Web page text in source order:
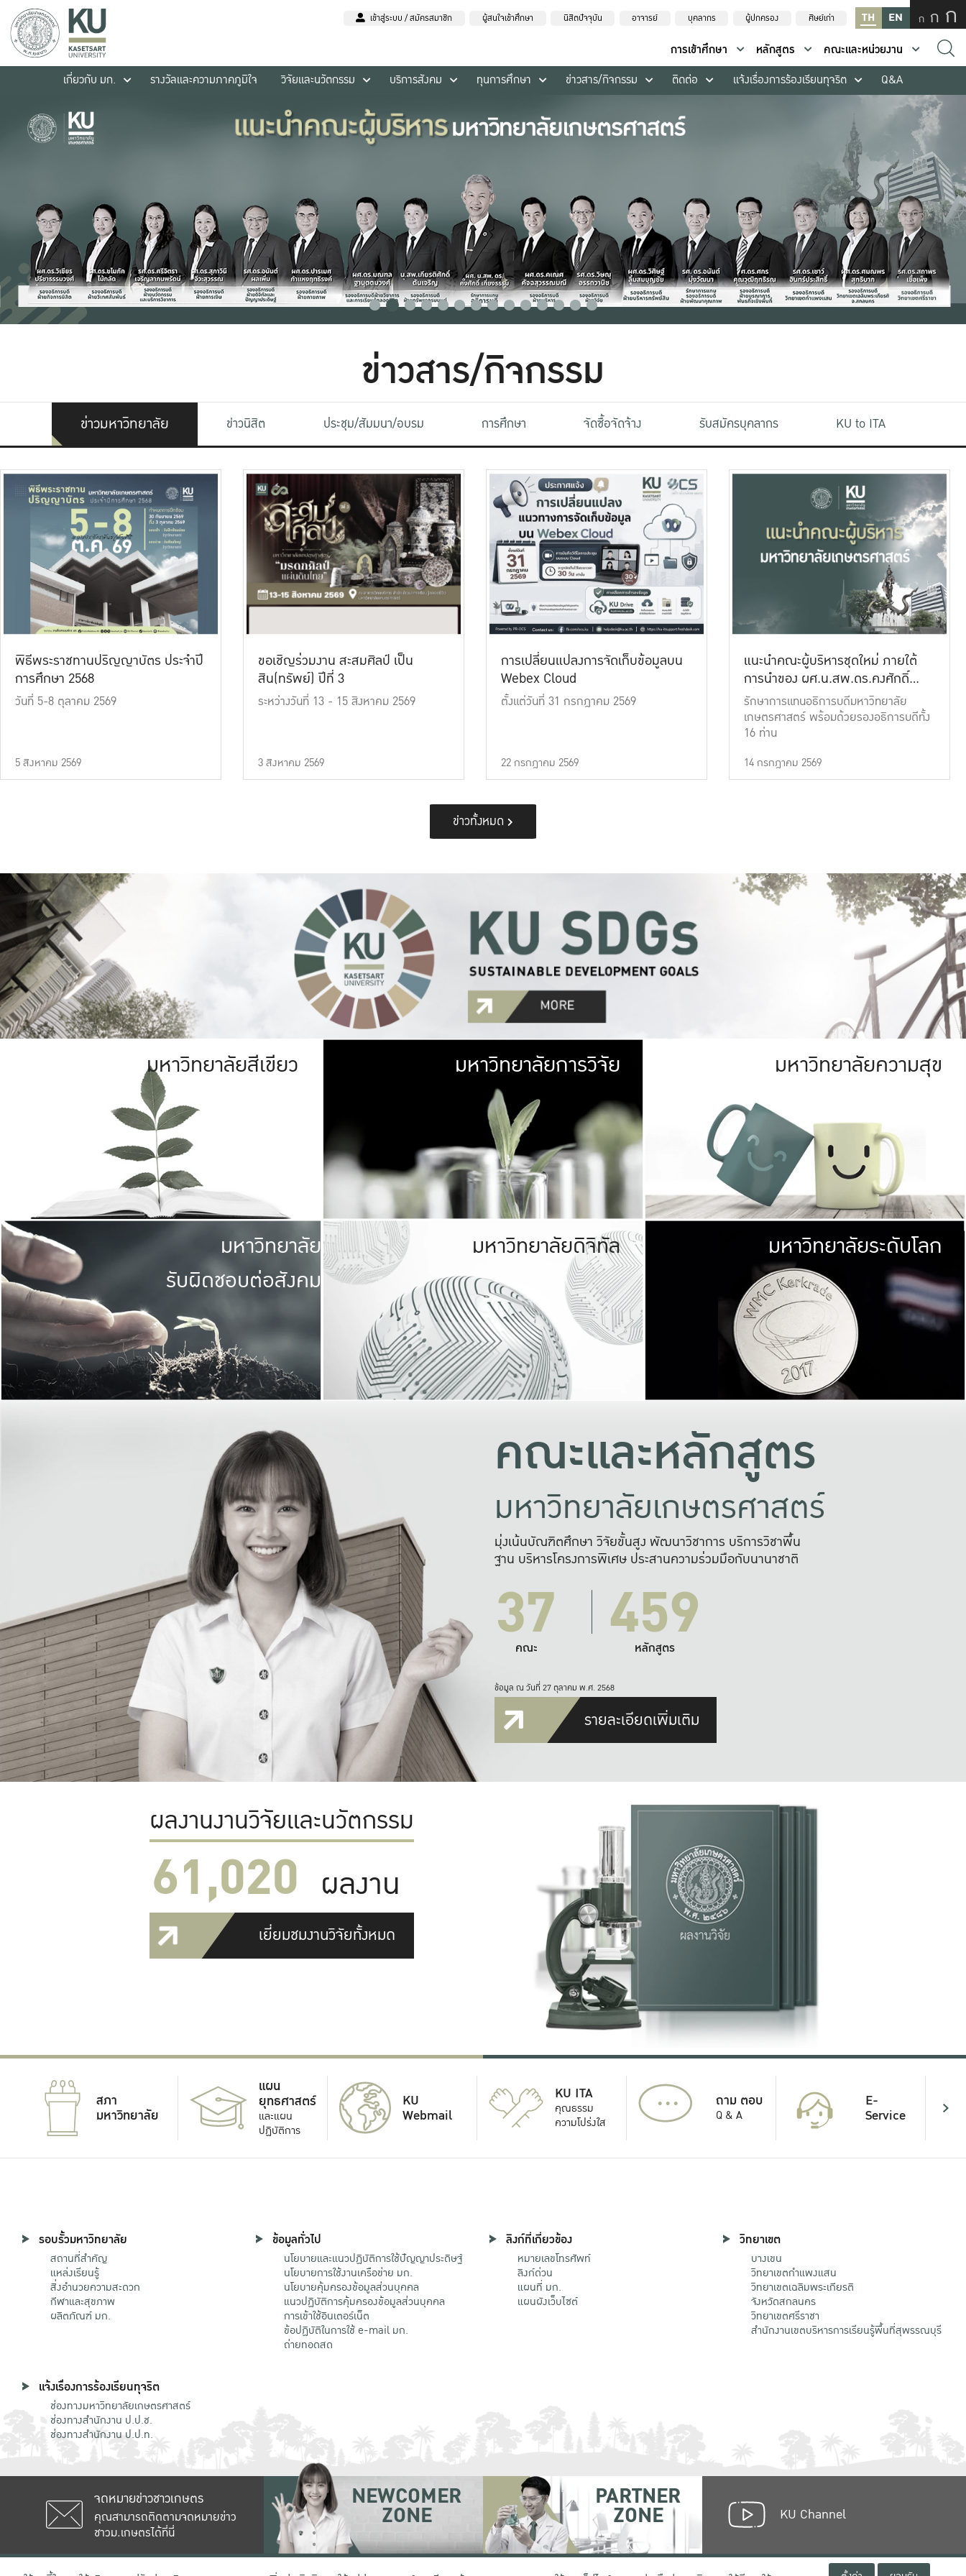
เข้าสู่ระบบ / สมัครสมาชิก ผู้สนใจเข้าศึกษา นิสิตปัจจุบัน อาจารย์ บุคลากร ผู้ปกครอง ศิษย์เก่า TH EN ก ก ก
การเข้าศึกษา หลักสูตร
คณะและหน่วยงาน
เกี่ยวกับ มก.
รางวัลและความภาคภูมิใจ วิจัยและนวัตกรรม บริการสังคม ทุนการศึกษา ข่าวสาร/กิจกรรม ติดต่อ แจ้งเรื่องการร้องเรียนทุจริต Q&A
ข่าวสาร/กิจกรรม
ข่าวมหาวิทยาลัย ข่าวนิสิต ประชุม/สัมมนา/อบรม การศึกษา จัดซื้อจัดจ้าง รับสมัครบุคลากร KU to ITA
พิธีพระราชทานปริญญาบัตร ประจำปี
การศึกษา 2568
วันที่ 5-8 ตุลาคม 2569
5 สิงหาคม 2569
ขอเชิญร่วมงาน สะสมศิลป์ เป็น
สิน(ทรัพย์) ปีที่ 3
ระหว่างวันที่ 13 - 15 สิงหาคม 2569
3 สิงหาคม 2569
การเปลี่ยนแปลงการจัดเก็บข้อมูลบน
Webex Cloud
ตั้งแต่วันที่ 31 กรกฎาคม 2569
22 กรกฎาคม 2569
แนะนำคณะผู้บริหารชุดใหม่ ภายใต้
การนำของ ผศ.น.สพ.ดร.คงศักดิ์
เที่ยงธรรม
รักษาการแทนอธิการบดีมหาวิทยาลัย
เกษตรศาสตร์ พร้อมด้วยรองอธิการบดีทั้ง
16 ท่าน
14 กรกฎาคม 2569
ข่าวทั้งหมด
มหาวิทยาลัยสีเขียว มหาวิทยาลัย
เกษตรศาสตร์ มีพื้นที่เขียวสดใส หนาแน่น
เป็นป่าในเมือง (URBAN FOREST)
เกษตรในเมือง (URBAN AGRICULTURE)
ที่นับรวมกันได้ประมาณ 1,400 ไร่
มหาวิทยาลัยการวิจัย มหาวิทยาลัย
ให้กับประชาชน
มหาวิทยาลัยความสุข
มหาวิทยาลัย
รับผิดชอบต่อสังคม
มหาวิทยาลัยรับผิดชอบต่อสังคม
ร่วมมือกับชุมชน เพื่อความกินดีอยู่ดี
และความสุขอย่างยั่งยืน
มองปัญหาในภาพกว้าง
แก้ไขจากปัญหาจุดเล็กๆ
มหาวิทยาลัยดิจิทัล มหาวิทยา
พร้อมที่จ
และผลักดันในการใช้ระบบส
เพื่อการทำงานแ
มหาวิทยาลัยระดับโลก
คณะและหลักสูตร
มหาวิทยาลัยเกษตรศาสตร์
มุ่งเน้นบัณฑิตศึกษา วิจัยขั้นสูง พัฒนาวิชาการ บริการวิชาพื้น
ฐาน บริหารโครงการพิเศษ ประสานความร่วมมือกับนานาชาติ
37
คณะ 459
หลักสูตร
ข้อมูล ณ วันที่ 27 ตุลาคม พ.ศ. 2568
รายละเอียดเพิ่มเติม
ผลงานงานวิจัยและนวัตกรรม
61,022 ผลงาน
เยี่ยมชมงานวิจัยทั้งหมด
สภา
มหาวิทยาลัย
แผน
ยุทธศาสตร์
และแผน
ปฏิบัติการ
KU
Webmail
KU ITA
คุณธรรม
ความโปร่งใส
... ถาม ตอบ
Q & A
E-
Service
รอบรั้วมหาวิทยาลัย
สถานที่สำคัญ
แหล่งเรียนรู้
สิ่งอำนวยความสะดวก
กีฬาและสุขภาพ
ผลิตภัณฑ์ มก.
ข้อมูลทั่วไป
นโยบายและแนวปฏิบัติการใช้ปัญญาประดิษฐ์
นโยบายการใช้งานเครือข่าย มก.
นโยบายคุ้มครองข้อมูลส่วนบุคคล
แนวปฏิบัติการคุ้มครองข้อมูลส่วนบุคคล
การเข้าใช้อินเตอร์เน็ต
ข้อปฏิบัติในการใช้ e-mail มก.
ถ่ายทอดสด
ลิงก์ที่เกี่ยวข้อง
หมายเลขโทรศัพท์
ลิงก์ด่วน
แผนที่ มก.
แผนผังเว็บไซต์
วิทยาเขต
บางเขน
วิทยาเขตกําแพงแสน
วิทยาเขตเฉลิมพระเกียรติ
จังหวัดสกลนคร
วิทยาเขตศรีราชา
สำนักงานเขตบริหารการเรียนรู้พื้นที่สุพรรณบุรี
แจ้งเรื่องการร้องเรียนทุจริต
ช่องทางมหาวิทยาลัยเกษตรศาสตร์
ช่องทางสำนักงาน ป.ป.ช.
ช่องทางสำนักงาน ป.ป.ท.
จดหมายข่าวชาวเกษตร
คุณสามารถติดตามจดหมายข่าว
ชาวม.เกษตรได้ที่นี่
NEWCOMER
ZONE
PARTNER
ZONE KU Channel